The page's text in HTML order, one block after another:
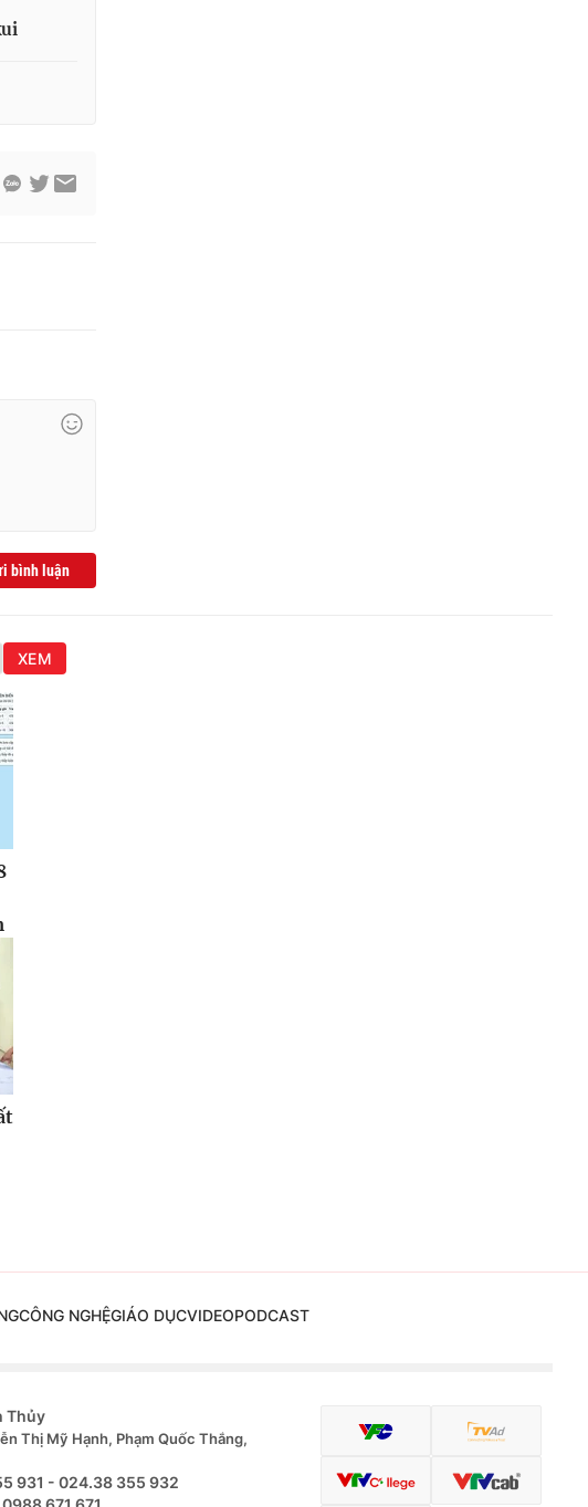
bình luận
XEM
CÔNG NGHỆGIÁO DỤCVIDEOPODCAST
Thủy
Thị Mỹ Hạnh, Phạm Quốc Thắng,
931 - 024.38 355 932